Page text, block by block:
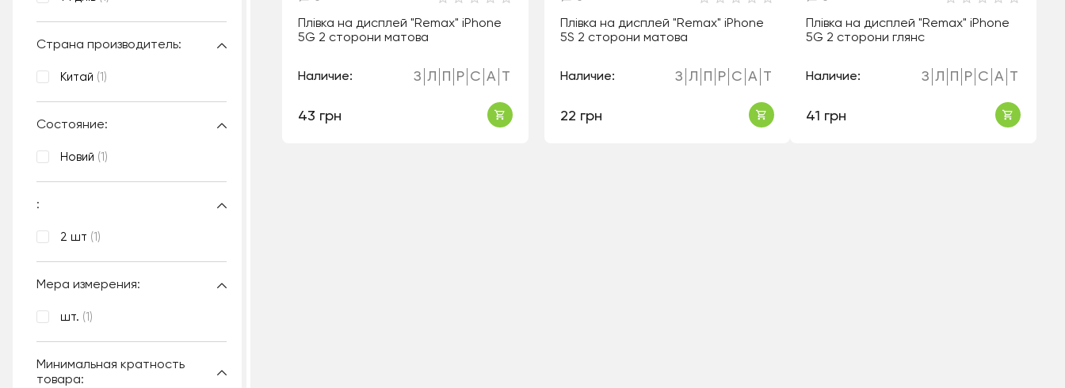
Страна производитель:
Китай (1)
Состояние:
Новий (1)
:
2 шт (1)
Мера измерения:
шт. (1)
Минимальная кратность
товара:
Плівка на дисплей "Remax" iPhone
5G 2 сторони матова
Наличие: З Л П Р С А Т
43 грн
Плівка на дисплей "Remax" iPhone
5S 2 сторони матова
Наличие: З Л П Р С А Т
22 грн
Плівка на дисплей "Remax" iPhone
5G 2 сторони глянс
Наличие: З Л П Р С А Т
41 грн